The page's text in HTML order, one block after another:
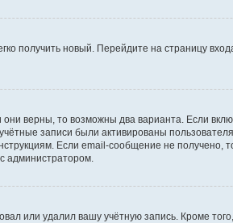
получить новый. Перейдите на страницу
верны, то возможны два варианта. Если
записи были активированы
Если email-сообщение не
администратором.
или удалил вашу учётную запись. Кроме